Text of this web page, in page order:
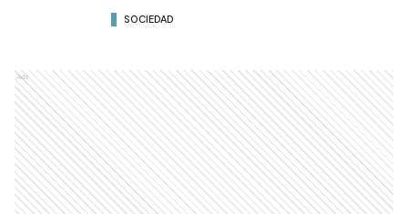
SOCIEDAD
Ads